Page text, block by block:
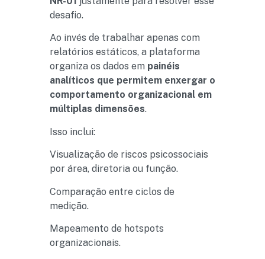
desafio.
Ao invés de trabalhar apenas com
relatórios estáticos, a plataforma
organiza os dados em painéis
analíticos que permitem enxergar o
comportamento organizacional em
múltiplas dimensões.
Isso inclui:
Visualização de riscos psicossociais
por área, diretoria ou função.
Comparação entre ciclos de
medição.
Mapeamento de hotspots
organizacionais.